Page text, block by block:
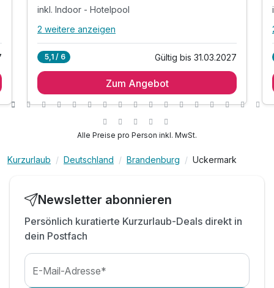
inkl. Indoor - Hotelpool
Alle Inklusivleistungen
1 x reichhaltiges Frühstück vom Buffet
inkl. Relaxen in der Sauna & Dampfbad
inkl. Leihbademantel
2 weitere anzeigen
5,1 / 6 Gültig bis 31.03.2027
Zum Angebot
Alle Preise pro Person inkl. MwSt.
Kurzurlaub Deutschland Brandenburg Uckermark
Newsletter abonnieren
Persönlich kuratierte Kurzurlaub-Deals direkt in
dein Postfach
E-Mail-Adresse*